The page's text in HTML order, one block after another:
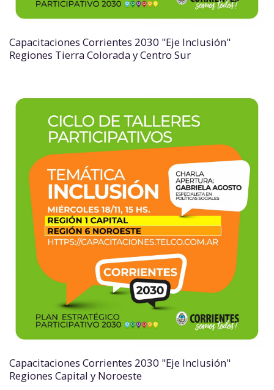
Capacitaciones Corrientes 2030 "Eje Inclusión"
Regiones Tierra Colorada y Centro Sur
Capacitaciones Corrientes 2030 "Eje Inclusión"
Regiones Capital y Noroeste